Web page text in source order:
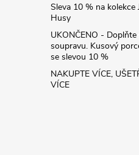
Sleva 10 % na kolekce
Husy
UKONČENO - Doplňte
soupravu. Kusový
se slevou 10 %
NAKUPTE VÍCE,
VÍCE